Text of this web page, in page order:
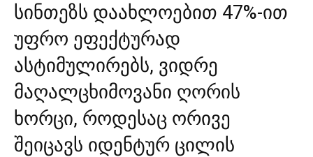
სინთეზს დაახლოებით 47%-ით
უფრო ეფექტურად
ასტიმულირებს, ვიდრე
მაღალცხიმოვანი ღორის
ხორცი, როდესაც ორივე
შეიცავს იდენტურ ცილის